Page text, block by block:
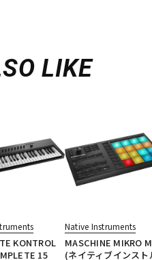
LIKE
KONTROL
15
Native Instruments
MASCHINE MIKRO
(ネイティブインスト